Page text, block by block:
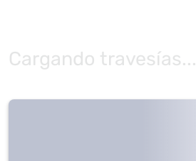
Cargando travesías...